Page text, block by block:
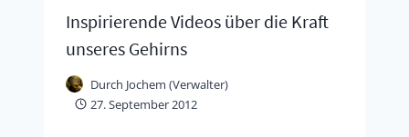
Inspirierende Videos über die Kraft
unseres Gehirns
Durch Jochem (Verwalter)
27. September 2012